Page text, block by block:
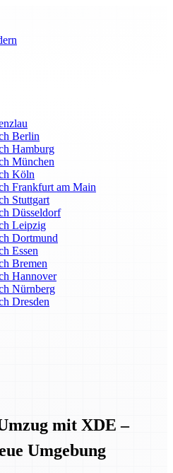
Berlin
Hamburg
München
Köln
Frankfurt am Main
Stuttgart
Düsseldorf
Leipzig
Dortmund
Essen
Bremen
Hannover
Nürnberg
Dresden
mit XDE –
Umgebung